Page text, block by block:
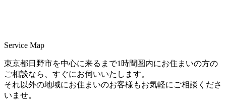
Service Map
東京都日野市を中心に来るまで1時間圏内にお住まいの方の
ご相談なら、すぐにお伺いいたします。
それ以外の地域にお住まいのお客様もお気軽にご相談くださ
いませ。